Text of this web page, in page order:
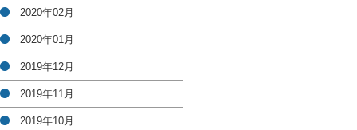
2020年02月
2020年01月
2019年12月
2019年11月
2019年10月